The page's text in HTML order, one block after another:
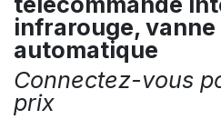
infrarouge, vanne
automatique
Connectez-vous
prix